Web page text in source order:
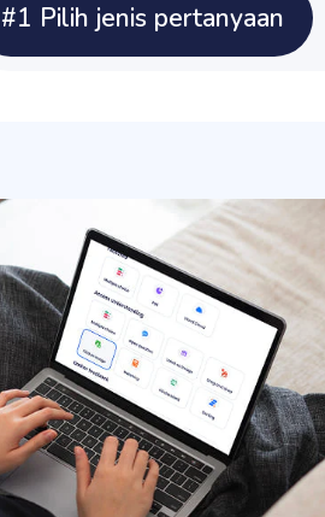
#1 Pilih jenis pertanyaan